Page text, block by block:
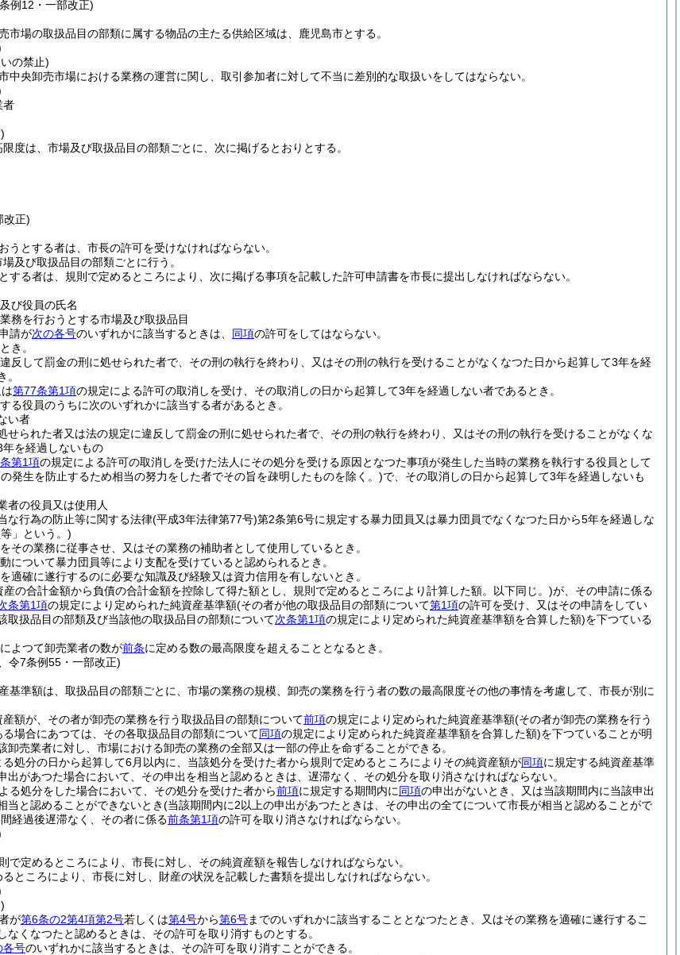
例12・一部改正)
市場の取扱品目の部類に属する物品の主たる供給区域は、鹿児島市とする。
の禁止)
中央卸売市場における業務の運営に関し、取引参加者に対して不当に差別的な取扱いをしてはならない。
者
度は、市場及び取扱品目の部類ごとに、次に掲げるとおりとする。
改正)
うとする者は、市長の許可を受けなければならない。
場及び取扱品目の部類ごとに行う。
する者は、規則で定めるところにより、次に掲げる事項を記載した許可申請書を市長に提出しなければならない。
び役員の氏名
務を行おうとする市場及び取扱品目
請が次の各号のいずれかに該当するときは、 同項の許可をしてはならない。
き。
反して罰金の刑に処せられた者で、その刑の執行を終わり、又はその刑の執行を受けることがなくなつた日から起算して3年を経
。
第77条第1項の規定による許可の取消しを受け、その取消しの日から起算して3年を経過しない者であるとき。
る役員のうちに次のいずれかに該当する者があるとき。
い者
せられた者又は法の規定に違反して罰金の刑に処せられた者で、その刑の執行を終わり、又はその刑の執行を受けることがなくな
を経過しないもの
第1項の規定による許可の取消しを受けた法人にその処分を受ける原因となつた事項が発生した当時の業務を執行する役員として
発生を防止するため相当の努力をした者でその旨を疎明したものを除く。)で、その取消しの日から起算して3年を経過しないも
者の役員又は使用人
な行為の防止等に関する法律(平成3年法律第77号)第2条第6号に規定する暴力団員又は暴力団員でなくなつた日から5年を経過しな
」という。)
その業務に従事させ、又はその業務の補助者として使用しているとき。
について暴力団員等により支配を受けていると認められるとき。
適確に遂行するのに必要な知識及び経験又は資力信用を有しないとき。
産の合計金額から負債の合計金額を控除して得た額とし、規則で定めるところにより計算した額。以下同じ。)が、その申請に係る
条第1項の規定により定められた純資産基準額(その者が他の取扱品目の部類について第1項の許可を受け、又はその申請をしてい
取扱品目の部類及び当該他の取扱品目の部類について次条第1項の規定により定められた純資産基準額を合算した額)を下つている
よつて卸売業者の数が前条に定める数の最高限度を超えることとなるとき。
令7条例55・一部改正)
基準額は、取扱品目の部類ごとに、市場の業務の規模、卸売の業務を行う者の数の最高限度その他の事情を考慮して、市長が別に
額が、その者が卸売の業務を行う取扱品目の部類について前項の規定により定められた純資産基準額(その者が卸売の業務を行う
場合にあつては、その各取扱品目の部類について同項の規定により定められた純資産基準額を合算した額)を下つていることが明
卸売業者に対し、市場における卸売の業務の全部又は一部の停止を命ずることができる。
る処分の日から起算して6月以内に、当該処分を受けた者から規則で定めるところによりその純資産額が同項に規定する純資産基準
出があつた場合において、その申出を相当と認めるときは、遅滞なく、その処分を取り消さなければならない。
る処分をした場合において、その処分を受けた者から前項に規定する期間内に同項の申出がないとき、又は当該期間内に当該申出
当と認めることができないとき(当該期間内に2以上の申出があつたときは、その申出の全てについて市長が相当と認めることがで
経過後遅滞なく、その者に係る前条第1項の許可を取り消さなければならない。
で定めるところにより、市長に対し、その純資産額を報告しなければならない。
ところにより、市長に対し、財産の状況を記載した書類を提出しなければならない。
が第6条の2第4項第2号若しくは第4号から第6号までのいずれかに該当することとなつたとき、又はその業務を適確に遂行するこ
なくなつたと認めるときは、その許可を取り消すものとする。
各号のいずれかに該当するときは、その許可を取り消すことができる。